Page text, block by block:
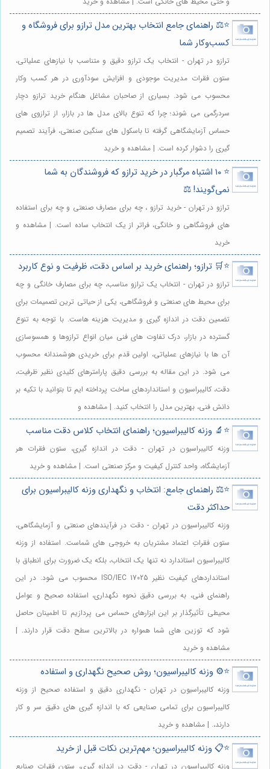
⭐️⚖️ راهنمای جامع انتخاب بهترین مدل ترازو برای فروشگاه و
کسب‌وکار شما
ترازو در تهران - انتخاب یک ترازو دقیق و متناسب با نیازهای عملیاتی،
ستون فقرات مدیریت موجودی و افزایش سودآوری در هر کسب وکار
محسوب می شود. بسیاری از صاحبان مشاغل هنگام خرید ترازو دچار
سردرگمی می شوند؛ چرا که تنوع بالای مدل ها در بازار، از ترازوی های
حساس آزمایشگاهی گرفته تا باسکول های سنگین صنعتی، فرآیند تصمیم
گیری را دشوار کرده است. | مشاهده و خرید
⭐️ ۱۰ اشتباه مرگبار در خرید ترازو که فروشندگان به شما
نمی‌گویند! ⚖️
ترازو در تهران - خرید ترازو ، چه برای مصارف صنعتی و چه برای استفاده
های فروشگاهی و خانگی، فراتر از یک انتخاب ساده است. | مشاهده و
خرید
⭐️🛒 ترازو؛ راهنمای خرید بر اساس دقت، ظرفیت و نوع کاربرد
ترازو در تهران - انتخاب یک ترازو مناسب، چه برای مصارف خانگی و چه
برای محیط های صنعتی و فروشگاهی، یکی از حیاتی ترین تصمیمات برای
تضمین دقت در اندازه گیری و مدیریت هزینه هاست. با توجه به تنوع
گسترده در بازار، درک تفاوت های فنی میان انواع ترازوها و همسوسازی
آن ها با نیازهای عملیاتی، اولین قدم برای خریدی هوشمندانه محسوب
می شود. در این مقاله به بررسی دقیق پارامترهای کلیدی نظیر ظرفیت،
دقت، کالیبراسیون و استانداردهای ساخت پرداخته ایم تا بتوانید با تکیه بر
دانش فنی، بهترین مدل را انتخاب کنید. | مشاهده و
⭐️🔬 وزنه کالیبراسیون؛ راهنمای انتخاب کلاس دقت مناسب
وزنه کالیبراسیون در تهران - دقت در اندازه گیری، ستون فقرات هر
آزمایشگاه، واحد کنترل کیفیت و مرکز صنعتی است. | مشاهده و خرید
⭐️⚖️ راهنمای جامع: انتخاب و نگهداری وزنه کالیبراسیون برای
حداکثر دقت
وزنه کالیبراسیون در تهران - دقت در فرآیندهای صنعتی و آزمایشگاهی،
ستون فقراتِ اعتماد مشتریان به خروجی های شماست. استفاده از وزنه
کالیبراسیون استاندارد نه تنها یک انتخاب، بلکه یک ضرورت برای انطباق با
استانداردهای کیفیت نظیر ISO/IEC 17025 محسوب می شود. در این
راهنمای فنی، به بررسی دقیق نحوه نگهداری، استفاده صحیح و عوامل
محیطی تأثیرگذار بر این ابزارهای حساس می پردازیم تا اطمینان حاصل
شود که توزین های شما همواره در بالاترین سطح دقت قرار دارند. |
مشاهده و خرید
⭐️⚙️ وزنه کالیبراسیون؛ روش صحیح نگهداری و استفاده
وزنه کالیبراسیون در تهران - نگهداری دقیق و استفاده صحیح از وزنه
کالیبراسیون برای تمامی صنایعی که با اندازه گیری های دقیق سر و کار
دارند،. | مشاهده و خرید
⭐️📋 وزنه کالیبراسیون؛ مهم‌ترین نکات قبل از خرید
وزنه کالیبراسیون در تهران - دقت در اندازه گیری، ستون فقرات صنایع